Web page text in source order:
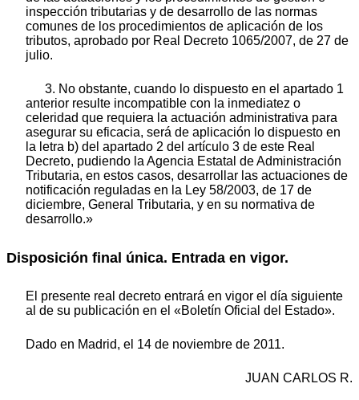
inspección tributarias y de desarrollo de las normas
comunes de los procedimientos de aplicación de los
tributos, aprobado por Real Decreto 1065/2007, de 27 de
julio.
3. No obstante, cuando lo dispuesto en el apartado 1
anterior resulte incompatible con la inmediatez o
celeridad que requiera la actuación administrativa para
asegurar su eficacia, será de aplicación lo dispuesto en
la letra b) del apartado 2 del artículo 3 de este Real
Decreto, pudiendo la Agencia Estatal de Administración
Tributaria, en estos casos, desarrollar las actuaciones de
notificación reguladas en la Ley 58/2003, de 17 de
diciembre, General Tributaria, y en su normativa de
desarrollo.»
Disposición final única. Entrada en vigor.
El presente real decreto entrará en vigor el día siguiente
al de su publicación en el «Boletín Oficial del Estado».
Dado en Madrid, el 14 de noviembre de 2011.
JUAN CARLOS R.